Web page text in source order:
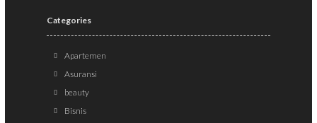
Categories
Apartemen
Asuransi
beauty
Bisnis